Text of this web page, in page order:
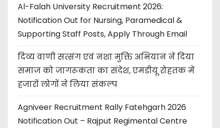
Al-Falah University Recruitment 2026:
Notification Out for Nursing, Paramedical &
Supporting Staff Posts, Apply Through Email
दिव्य वाणी सत्संग एवं नशा मुक्ति अभियान ने दिया
समाज को जागरूकता का संदेश, एमडीयू रोहतक में
हजारों लोगों ने लिया संकल्प
Agniveer Recruitment Rally Fatehgarh 2026
Notification Out – Rajput Regimental Centre